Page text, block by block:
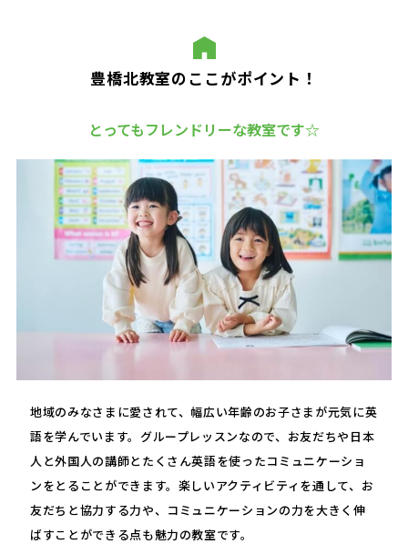
豊橋北教室のここがポイント！
とってもフレンドリーな教室です☆
地域のみなさまに愛されて、幅広い年齢のお子さまが元気に英
語を学んでいます。グループレッスンなので、お友だちや日本
人と外国人の講師とたくさん英語を使ったコミュニケーショ
ンをとることができます。楽しいアクティビティを通して、お
友だちと協力する力や、コミュニケーションの力を大きく伸
ばすことができる点も魅力の教室です。